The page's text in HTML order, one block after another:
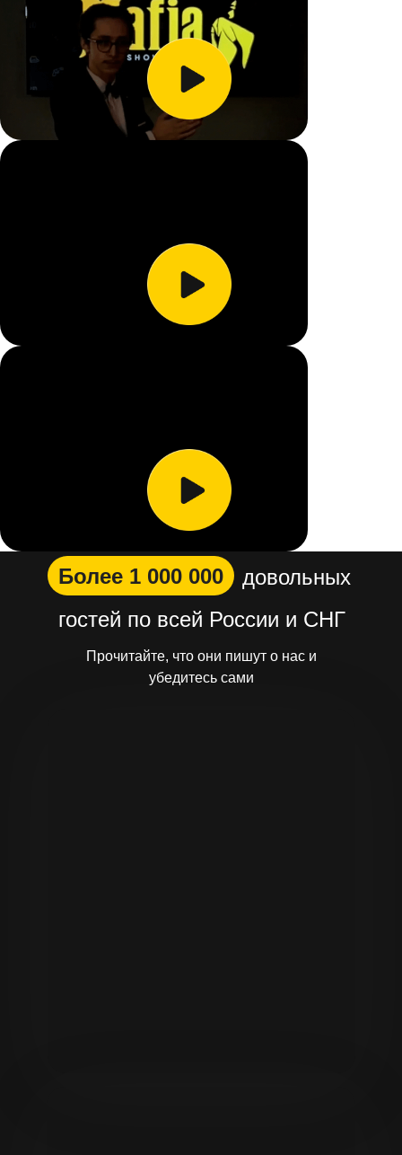
Прочитайте, что они пишут о нас и
убедитесь сами
Более 1 000 000
довольных
гостей по всей России и СНГ